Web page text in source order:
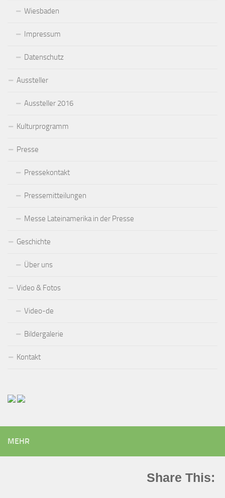
Wiesbaden
Impressum
Datenschutz
Aussteller
Aussteller 2016
Kulturprogramm
Presse
Pressekontakt
Pressemitteilungen
Messe Lateinamerika in der Presse
Geschichte
Über uns
Video & Fotos
Video-de
Bildergalerie
Kontakt
MEHR
Share This: